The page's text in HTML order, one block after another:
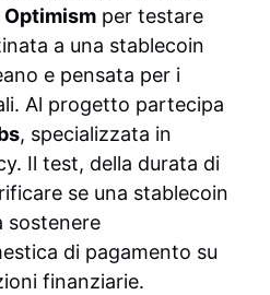
Optimism per testare
a una stablecoin
e pensata per i
Al progetto partecipa
, specializzata in
Il test, della durata di
se una stablecoin
sostenere
di pagamento su
finanziarie.